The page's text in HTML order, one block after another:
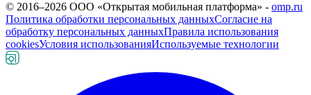
© 2016–2026 ООО «Открытая мобильная платформа» - omp.ru
Политика обработки персональных данныхСогласие на
обработку персональных данныхПравила использования
cookiesУсловия использованияИспользуемые технологии